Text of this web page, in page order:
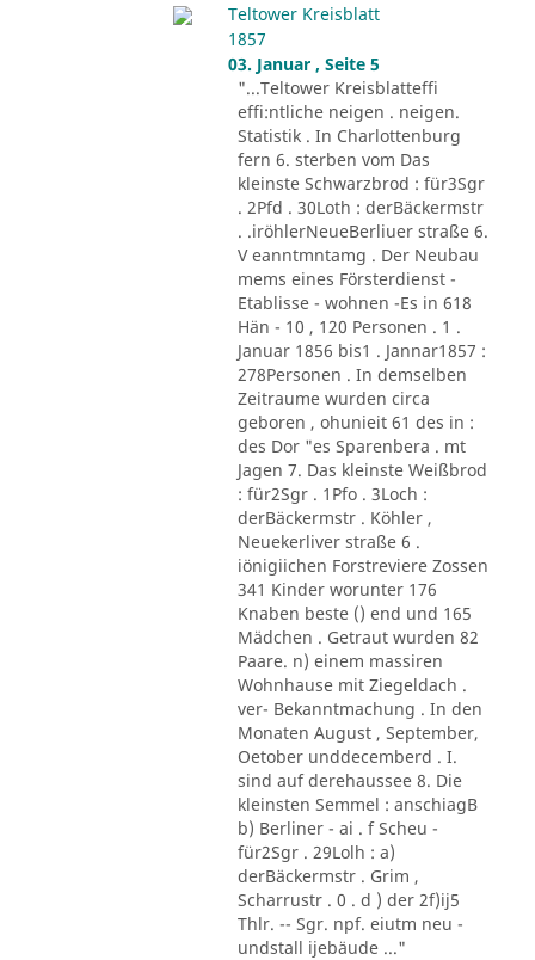
Teltower Kreisblatt
1857
03. Januar , Seite 5
"...Teltower Kreisblatteffi
effi:ntliche neigen . neigen.
Statistik . In Charlottenburg
fern 6. sterben vom Das
kleinste Schwarzbrod : für3Sgr
. 2Pfd . 30Loth : derBäckermstr
. .iröhlerNeueBerliuer straße 6.
V eanntmntamg . Der Neubau
mems eines Försterdienst -
Etablisse - wohnen -Es in 618
Hän - 10 , 120 Personen . 1 .
Januar 1856 bis1 . Jannar1857 :
278Personen . In demselben
Zeitraume wurden circa
geboren , ohunieit 61 des in :
des Dor "es Sparenbera . mt
Jagen 7. Das kleinste Weißbrod
: für2Sgr . 1Pfo . 3Loch :
derBäckermstr . Köhler ,
Neuekerliver straße 6 .
iönigiichen Forstreviere Zossen
341 Kinder worunter 176
Knaben beste () end und 165
Mädchen . Getraut wurden 82
Paare. n) einem massiren
Wohnhause mit Ziegeldach .
ver- Bekanntmachung . In den
Monaten August , September,
Oetober unddecemberd . I.
sind auf derehaussee 8. Die
kleinsten Semmel : anschiagB
b) Berliner - ai . f Scheu -
für2Sgr . 29Lolh : a)
derBäckermstr . Grim ,
Scharrustr . 0 . d ) der 2f)ij5
Thlr. -- Sgr. npf. eiutm neu -
undstall ijebäude ..."